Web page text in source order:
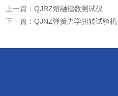
上一篇： QJRZ熔融指数测试仪
下一篇： QJNZ弹簧力学扭转试验机